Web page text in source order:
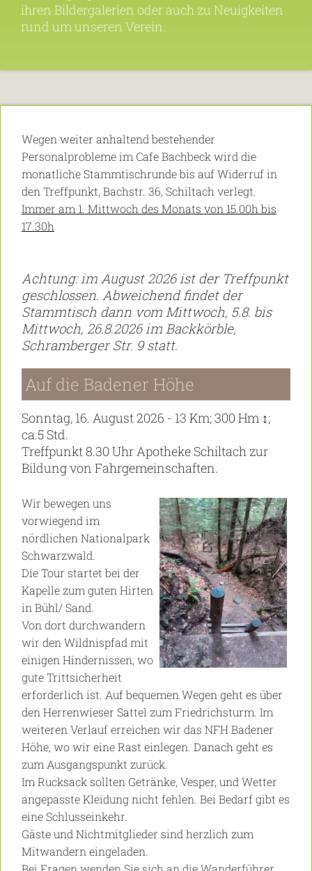
ihren Bildergalerien oder auch zu Neuigkeiten
rund um unseren Verein.
Wegen weiter anhaltend bestehender
Personalprobleme im Cafe Bachbeck wird die
monatliche Stammtischrunde bis auf Widerruf in
den Treffpunkt, Bachstr. 36, Schiltach verlegt.
Immer am 1. Mittwoch des Monats von 15.00h bis
17.30h
Achtung: im August 2026 ist der Treffpunkt
geschlossen. Abweichend findet der
Stammtisch dann vom Mittwoch, 5.8. bis
Mittwoch, 26.8.2026 im Backkörble,
Schramberger Str. 9 statt.
Auf die Badener Höhe
Sonntag, 16. August 2026 - 13 Km; 300 Hm ↕;
ca.5 Std.
Treffpunkt 8.30 Uhr Apotheke Schiltach zur
Bildung von Fahrgemeinschaften.
Wir bewegen uns
vorwiegend im
nördlichen Nationalpark
Schwarzwald.
Die Tour startet bei der
Kapelle zum guten Hirten
in Bühl/ Sand.
Von dort durchwandern
wir den Wildnispfad mit
einigen Hindernissen, wo
gute Trittsicherheit
erforderlich ist. Auf bequemen Wegen geht es über
den Herrenwieser Sattel zum Friedrichsturm. Im
weiteren Verlauf erreichen wir das NFH Badener
Höhe, wo wir eine Rast einlegen. Danach geht es
zum Ausgangspunkt zurück.
Im Rucksack sollten Getränke, Vesper, und Wetter
angepasste Kleidung nicht fehlen. Bei Bedarf gibt es
eine Schlusseinkehr.
Gäste und Nichtmitglieder sind herzlich zum
Mitwandern eingeladen.